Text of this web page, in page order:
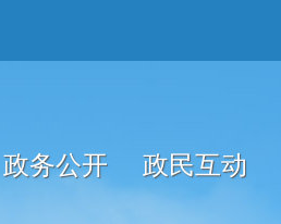
政务公开 政民互动